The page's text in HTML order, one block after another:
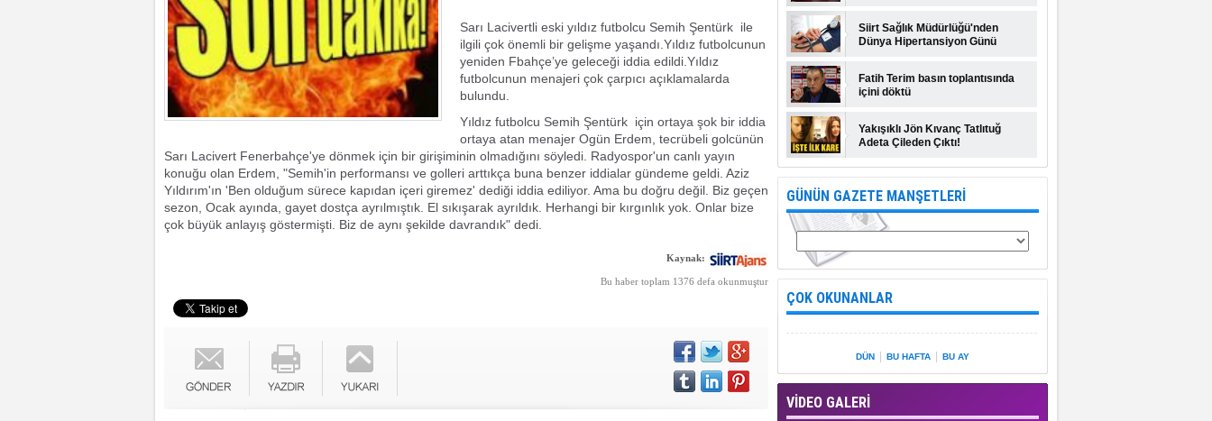
Sarı Lacivertli eski yıldız futbolcu Semih Şentürk ile
ilgili çok önemli bir gelişme yaşandı.Yıldız futbolcunun
yeniden Fbahçe’ye geleceği iddia edildi.Yıldız
futbolcunun menajeri çok çarpıcı açıklamalarda
bulundu.
Yıldız futbolcu Semih Şentürk için ortaya şok bir iddia
ortaya atan menajer Ogün Erdem, tecrübeli golcünün
Sarı Lacivert Fenerbahçe'ye dönmek için bir girişiminin olmadığını söyledi. Radyospor'un canlı yayın
konuğu olan Erdem, "Semih'in performansı ve golleri arttıkça buna benzer iddialar gündeme geldi. Aziz
Yıldırım'ın 'Ben olduğum sürece kapıdan içeri giremez' dediği iddia ediliyor. Ama bu doğru değil. Biz geçen
sezon, Ocak ayında, gayet dostça ayrılmıştık. El sıkışarak ayrıldık. Herhangi bir kırgınlık yok. Onlar bize
çok büyük anlayış göstermişti. Biz de aynı şekilde davrandık" dedi.
Kaynak:
Bu haber toplam 1376 defa okunmuştur
Siirt Sağlık Müdürlüğü'nden
Dünya Hipertansiyon Günü
Fatih Terim basın toplantısında
içini döktü
Yakışıklı Jön Kıvanç Tatlıtuğ
Adeta Çileden Çıktı!
GÜNÜN GAZETE MANŞETLERİ
ÇOK OKUNANLAR
DÜN BU HAFTA BU AY
VİDEO GALERİ